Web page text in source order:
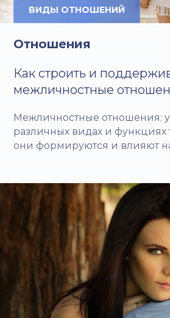
ВИДЫ ОТНОШЕНИЙ
Отношения
Как строить и
межличностные
Межличностные отношения:
различных видах и функциях
они формируются и влияют